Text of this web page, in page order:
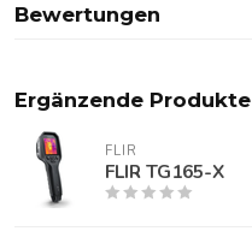
Bewertungen
Ergänzende Produkte
FLIR
FLIR TG165-X